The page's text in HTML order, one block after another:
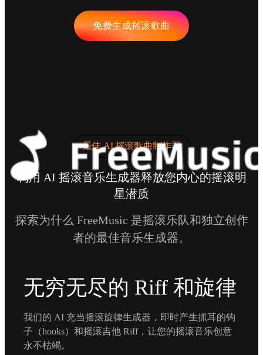
免费生成摇滚歌曲
最佳 AI 摇滚歌曲制作器
利用 AI 摇滚音乐生成器释放您内心的摇滚明
星潜质
探索为什么 FreeMusic 是摇滚乐队和独立创作
者的最佳音乐生成器。
无穷无尽的 Riff 和旋律
我们的 AI 充当摇滚旋律生成器，即时产生抓耳的钩
子（hooks）和摇滚吉他 Riff，让您的摇滚音乐创意
永不枯竭。